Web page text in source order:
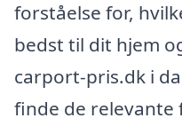
forståelse for,
bedst til dit hjem
carport-pris.dk i
finde de